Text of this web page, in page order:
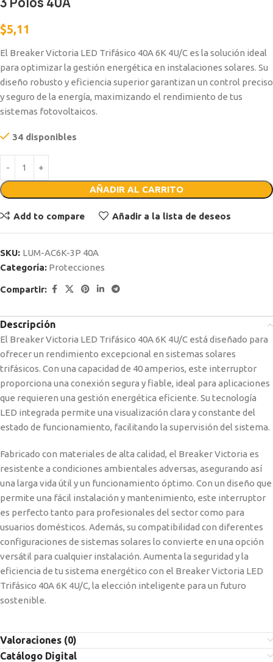
$5,11
El Breaker Victoria LED Trifásico 40A 6K 4U/C es la solución ideal
para optimizar la gestión energética en instalaciones solares. Su
diseño robusto y eficiencia superior garantizan un control preciso
y seguro de la energía, maximizando el rendimiento de tus
sistemas fotovoltaicos.
34 disponibles
AÑADIR AL CARRITO
Add to compare Añadir a la lista de deseos
SKU: LUM-AC6K-3P 40A
Categoría: Protecciones
Compartir:
Descripción
El Breaker Victoria LED Trifásico 40A 6K 4U/C está diseñado para
ofrecer un rendimiento excepcional en sistemas solares
trifásicos. Con una capacidad de 40 amperios, este interruptor
proporciona una conexión segura y fiable, ideal para aplicaciones
que requieren una gestión energética eficiente. Su tecnología
LED integrada permite una visualización clara y constante del
estado de funcionamiento, facilitando la supervisión del sistema.
Fabricado con materiales de alta calidad, el Breaker Victoria es
resistente a condiciones ambientales adversas, asegurando así
una larga vida útil y un funcionamiento óptimo. Con un diseño que
permite una fácil instalación y mantenimiento, este interruptor
es perfecto tanto para profesionales del sector como para
usuarios domésticos. Además, su compatibilidad con diferentes
configuraciones de sistemas solares lo convierte en una opción
versátil para cualquier instalación. Aumenta la seguridad y la
eficiencia de tu sistema energético con el Breaker Victoria LED
Trifásico 40A 6K 4U/C, la elección inteligente para un futuro
sostenible.
Valoraciones (0)
Catálogo Digital